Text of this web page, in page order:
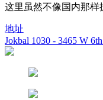
这里虽然不像国内那样
地址
Jokbal 1030 - 3465 W